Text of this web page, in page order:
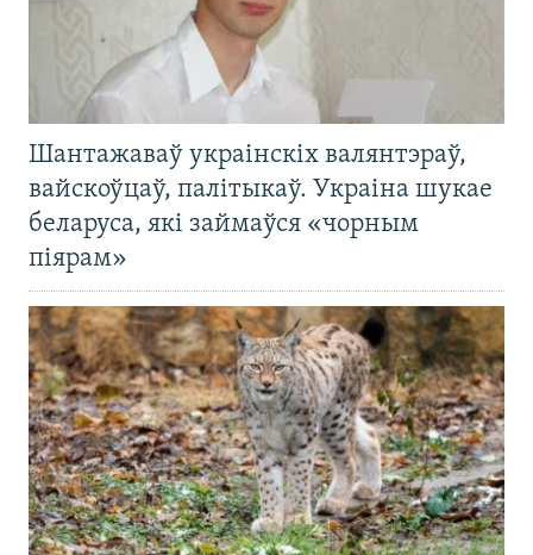
Шантажаваў украінскіх валянтэраў,
вайскоўцаў, палітыкаў. Украіна шукае
беларуса, які займаўся «чорным
піярам»